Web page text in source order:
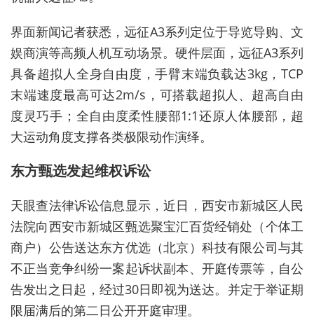
界面新闻记者获悉，远征A3系列定位于导览导购、文
娱商演等高频人机互动场景。硬件层面，远征A3系列
具备超拟人全身自由度，手臂末端负载达3kg，TCP
末端速度最高可达2m/s，可搭载超拟人、超高自由
度灵巧手；全自由度柔性腰部1:1还原人体腰部，超
大运动角度支撑各类极限动作演绎。
东方甄选发起维权诉讼
天眼查法律诉讼信息显示，近日，西安市新城区人民
法院向西安市新城区甄选聚宝汇百货经销处（个体工
商户）公告送达东方优选（北京）科技有限公司与其
不正当竞争纠纷一案起诉状副本、开庭传票等，自公
告发出之日起，经过30日即视为送达。并定于举证期
限届满后的第二日公开开庭审理。